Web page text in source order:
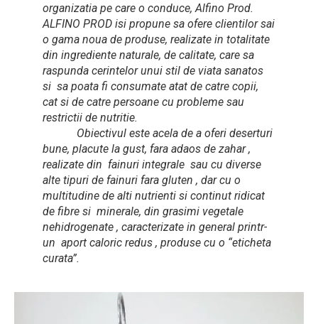
organizatia pe care o conduce, Alfino Prod.
ALFINO PROD isi propune sa ofere clientilor sai
o gama noua de produse, realizate in totalitate
din ingrediente naturale, de calitate, care sa
raspunda cerintelor unui stil de viata sanatos
si sa poata fi consumate atat de catre copii,
cat si de catre persoane cu probleme sau
restrictii de nutritie.
Obiectivul este acela de a oferi deserturi
bune, placute la gust, fara adaos de zahar ,
realizate din fainuri integrale sau cu diverse
alte tipuri de fainuri fara gluten , dar cu o
multitudine de alti nutrienti si continut ridicat
de fibre si minerale, din grasimi vegetale
nehidrogenate , caracterizate in general printr-
un aport caloric redus , produse cu o “eticheta
curata”.